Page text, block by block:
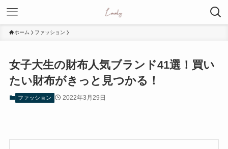
ホーム ファッション
女子大生の財布人気ブランド41選！買い
たい財布がきっと見つかる！
ファッション 2022年3月29日